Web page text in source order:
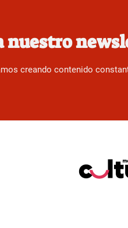
nuestro
creando contenido